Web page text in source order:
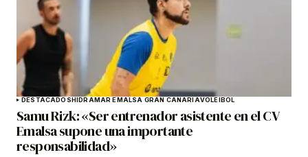
DESTACADOSHIDRAMAR EMALSA GRAN CANARIAVOLEIBOL
Samu Rizk: «Ser entrenador asistente en el CV
Emalsa supone una importante
responsabilidad»